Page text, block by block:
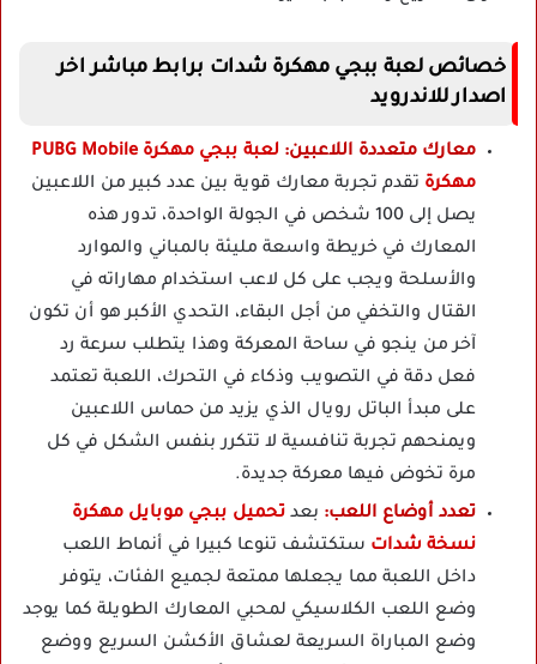
خصائص لعبة ببجي مهكرة شدات برابط مباشر اخر
اصدار للاندرويد
معارك متعددة اللاعبين:
لعبة ببجي مهكرة PUBG Mobile
مهكرة تقدم تجربة معارك قوية بين عدد كبير من اللاعبين
يصل إلى 100 شخص في الجولة الواحدة، تدور هذه
المعارك في خريطة واسعة مليئة بالمباني والموارد
والأسلحة ويجب على كل لاعب استخدام مهاراته في
القتال والتخفي من أجل البقاء، التحدي الأكبر هو أن تكون
آخر من ينجو في ساحة المعركة وهذا يتطلب سرعة رد
فعل دقة في التصويب وذكاء في التحرك، اللعبة تعتمد
على مبدأ الباتل رويال الذي يزيد من حماس اللاعبين
ويمنحهم تجربة تنافسية لا تتكرر بنفس الشكل في كل
مرة تخوض فيها معركة جديدة.
تعدد أوضاع اللعب: بعد تحميل ببجي موبايل مهكرة
نسخة شدات ستكتشف تنوعا كبيرا في أنماط اللعب
داخل اللعبة مما يجعلها ممتعة لجميع الفئات، يتوفر
وضع اللعب الكلاسيكي لمحبي المعارك الطويلة كما يوجد
وضع المباراة السريعة لعشاق الأكشن السريع ووضع